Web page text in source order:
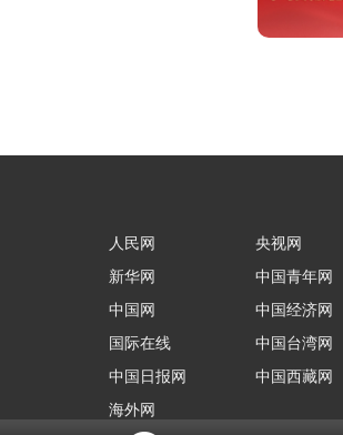
人民网
新华网
中国网
国际在线
中国日报网
海外网
央视网
中国青年网
中国经济网
中国台湾网
中国西藏网